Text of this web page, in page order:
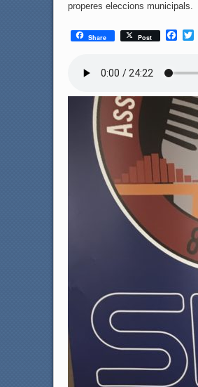
properes eleccions municipals.
Share Post
F
o
k
T
r